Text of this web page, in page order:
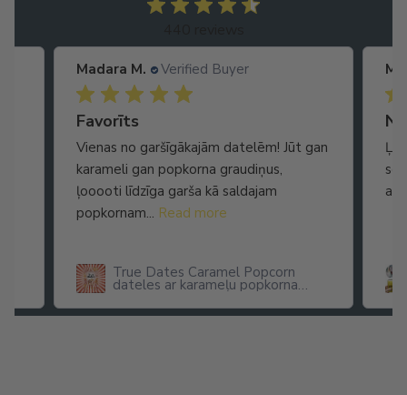
Madara M. Verified Buyer
Favorīts
Vienas no garšīgākajām datelēm! Jūt gan
karameli gan popkorna graudiņus,
ļooooti līdzīga garša kā saldajam
popkornam... Read more
True Dates Caramel Popcorn
dateles ar karameļu popkorna
arī